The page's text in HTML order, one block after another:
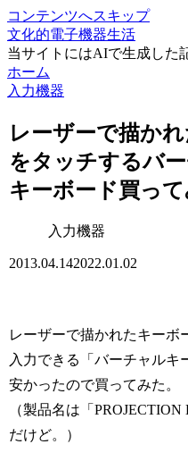
コンテンツへスキップ
文化的電子機器生活
当サイトにはAIで生成した
ホーム
入力機器
レーザーで描か
をタッチするバ
キーボード買っ
入力機器
2013.04.142022.01.02
レーザーで描かれたキーボ
入力できる「バーチャルキ
安かったので買ってみた。
（製品名は「PROJECTION
だけど。）